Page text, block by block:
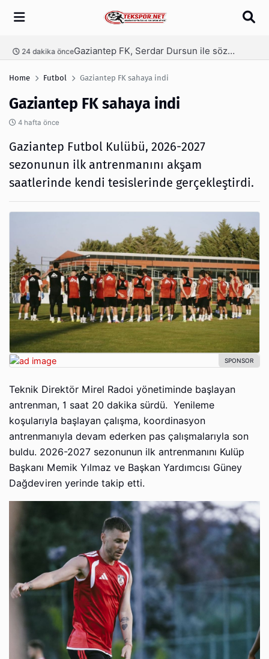
Arama
Gaziantep FK, Serdar Dursun ile söz kesti 16 saat önce
Home Futbol Gaziantep FK sahaya indi
Gaziantep FK sahaya indi
4 hafta önce
Gaziantep Futbol Kulübü, 2026-2027
sezonunun ilk antrenmanını akşam
saatlerinde kendi tesislerinde gerçekleştirdi.
Teknik Direktör Mirel Radoi yönetiminde başlayan
antrenman, 1 saat 20 dakika sürdü. Yenileme
koşularıyla başlayan çalışma, koordinasyon
antrenmanıyla devam ederken pas çalışmalarıyla son
buldu. 2026-2027 sezonunun ilk antrenmanını Kulüp
Başkanı Memik Yılmaz ve Başkan Yardımcısı Güney
Dağdeviren yerinde takip etti.